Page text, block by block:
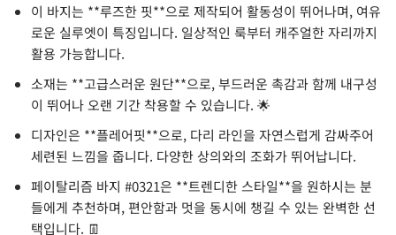
이 바지는 **루즈한 핏**으로 제작되어 활동성이 뛰어나며, 여유
로운 실루엣이 특징입니다. 일상적인 룩부터 캐주얼한 자리까지
활용 가능합니다.
소재는 **고급스러운 원단**으로, 부드러운 촉감과 함께 내구성
이 뛰어나 오랜 기간 착용할 수 있습니다. 🌟
디자인은 **플레어핏**으로, 다리 라인을 자연스럽게 감싸주어
세련된 느낌을 줍니다. 다양한 상의와의 조화가 뛰어납니다.
페이탈리즘 바지 #0321은 **트렌디한 스타일**을 원하시는 분
들에게 추천하며, 편안함과 멋을 동시에 챙길 수 있는 완벽한 선
택입니다. 👖